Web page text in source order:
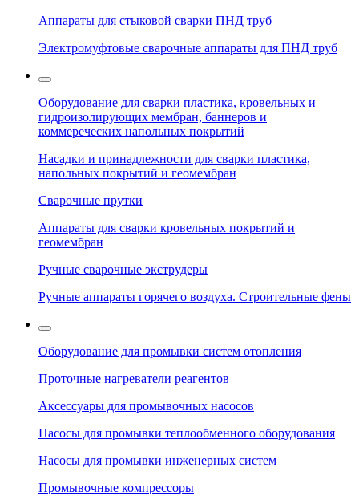
Аппараты для стыковой сварки ПНД труб
Электромуфтовые сварочные аппараты для ПНД труб
Оборудование для сварки пластика, кровельных и
гидроизолирующих мембран, баннеров и
коммереческих напольных покрытий
Насадки и принадлежности для сварки пластика,
напольных покрытий и геомембран
Сварочные прутки
Аппараты для сварки кровельных покрытий и
геомембран
Ручные сварочные экструдеры
Ручные аппараты горячего воздуха. Строительные фены
Оборудование для промывки систем отопления
Проточные нагреватели реагентов
Аксессуары для промывочных насосов
Насосы для промывки теплообменного оборудования
Насосы для промывки инженерных систем
Промывочные компрессоры